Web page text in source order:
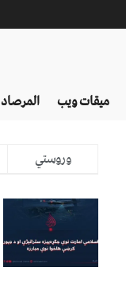
میقات ویب المرصاد
وروستي